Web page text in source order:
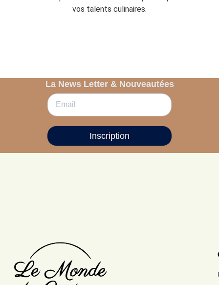
vos talents culinaires.
La News Letter & Nouveautées
Inscription